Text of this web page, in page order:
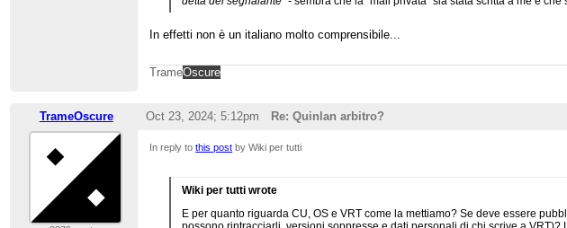
In effetti non è un italiano molto comprensibile...
TrameOscure
TrameOscure Oct 23, 2024; 5:12pm Re: Quinlan arbitro?
In reply tothis post by Wiki per tutti
Wiki per tutti wrote
E per quanto riguarda CU, OS e VRT come la mettiamo? Se deve essere